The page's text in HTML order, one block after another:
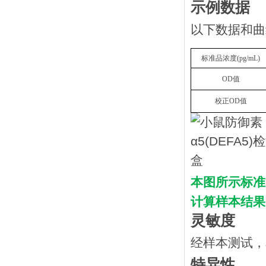
示例数据
以下数据和
标准品浓度(pg/mL)
OD值
校正OD值
本图所示标
计算样本结果
灵敏度
经样本测试